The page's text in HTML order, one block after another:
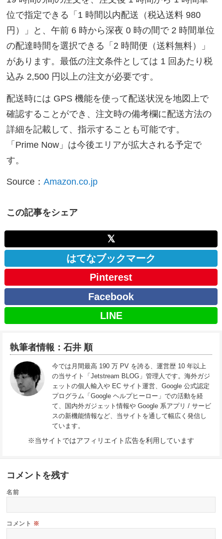
位で指定できる「1 時間以内配送（税込送料 980
円）」と、午前 6 時から深夜 0 時の間で 2 時間単位
の配達時間を選択できる「2 時間便（送料無料）」
があります。最低の注文条件としては 1 回あたり税
込み 2,500 円以上の注文が必要です。
配送時には GPS 機能を使って配送状況を地図上で
確認することができ、注文時の備考欄に配送方法の
詳細を記載して、指示することも可能です。
「Prime Now」は今後エリアが拡大される予定で
す。
Source：Amazon.co.jp
この記事をシェア
𝕏
はてなブックマーク
Pinterest
Facebook
LINE
執筆者情報：石井 順
今では月間最高 190 万 PV を誇る、運営歴 10 年以上
の当サイト「Jetstream BLOG」管理人です。海外ガジ
ェットの個人輸入や EC サイト運営、Google 公式認定
プログラム「Google ヘルプヒーロー」での活動を経
て、国内外ガジェット情報や Google 系アプリ / サービ
スの新機能情報など、当サイトを通して幅広く発信し
ています。
※当サイトではアフィリエイト広告を利用しています
コメントを残す
名前
コメント ※